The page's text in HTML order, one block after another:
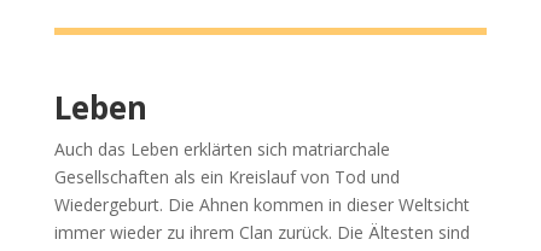
Leben
Auch das Leben erklärten sich matriarchale
Gesellschaften als ein Kreislauf von Tod und
Wiedergeburt. Die Ahnen kommen in dieser Weltsicht
immer wieder zu ihrem Clan zurück. Die Ältesten sind